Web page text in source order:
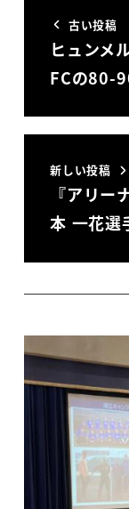
古い投稿
ヒュンメ
FCの80-
新しい投稿
『アリー
本 一花